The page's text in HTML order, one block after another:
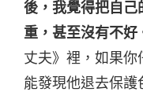
後，我覺得把自己
重，甚至沒有不好
丈夫》裡，如果
能發現他退去保